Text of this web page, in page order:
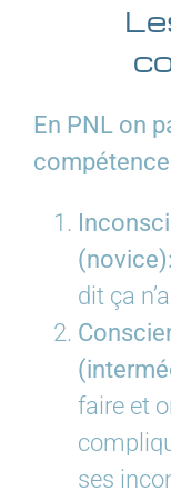
En PNL on
(novice):
dit ça
faire et
ses